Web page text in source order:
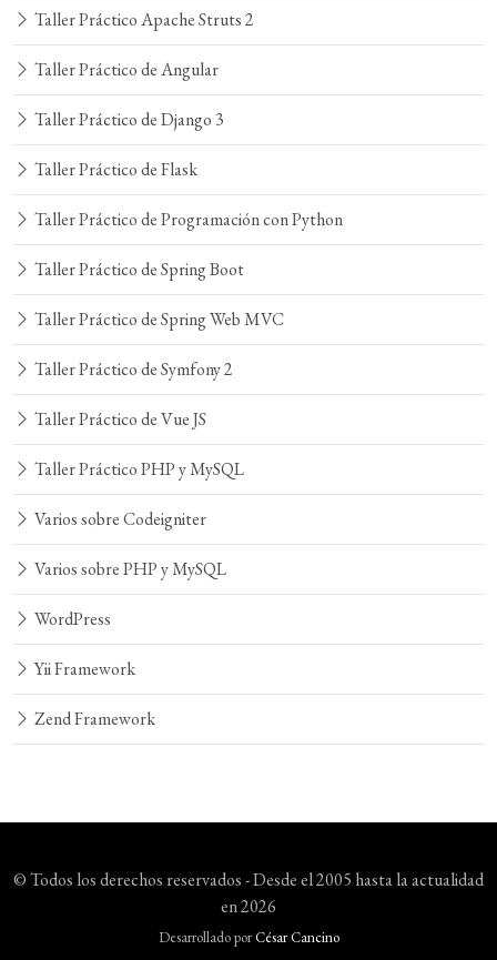
Taller Práctico Apache Struts 2
Taller Práctico de Angular
Taller Práctico de Django 3
Taller Práctico de Flask
Taller Práctico de Programación con Python
Taller Práctico de Spring Boot
Taller Práctico de Spring Web MVC
Taller Práctico de Symfony 2
Taller Práctico de Vue JS
Taller Práctico PHP y MySQL
Varios sobre Codeigniter
Varios sobre PHP y MySQL
WordPress
Yii Framework
Zend Framework
© Todos los derechos reservados - Desde el 2005 hasta la actualidad
en 2026
Desarrollado porCésar Cancino